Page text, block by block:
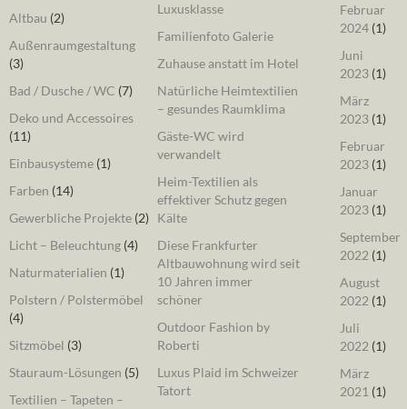
Altbau (2)
Außenraumgestaltung
(3)
Bad / Dusche / WC (7)
Deko und Accessoires
(11)
Einbausysteme (1)
Farben (14)
Gewerbliche Projekte (2)
Licht – Beleuchtung (4)
Naturmaterialien (1)
Polstern / Polstermöbel
(4)
Sitzmöbel (3)
Stauraum-Lösungen (5)
Textilien – Tapeten –
Luxusklasse
Familienfoto Galerie
Zuhause anstatt im Hotel
Natürliche Heimtextilien
– gesundes Raumklima
Gäste-WC wird
verwandelt
Heim-Textilien als
effektiver Schutz gegen
Kälte
Diese Frankfurter
Altbauwohnung wird seit
10 Jahren immer
schöner
Outdoor Fashion by
Roberti
Luxus Plaid im Schweizer
Tatort
Februar
2024(1)
Juni
2023(1)
März
2023(1)
Februar
2023(1)
Januar
2023(1)
September
2022(1)
August
2022(1)
Juli
2022(1)
März
2021(1)